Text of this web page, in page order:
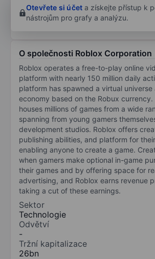
Otevřete si účet a získejte přístup k
nástrojům pro grafy a analýzu.
O společnosti Roblox Corporation
Roblox operates a free-to-play online
platform with nearly 150 million daily
platform has spawned a virtual universe
economy based on the Robux
houses millions of games from a wide
spanning from young gamers
development studios. Roblox offers
publishing abilities, and platform for
enabling anyone to create a game.
when gamers make optional in-game
their games and by offering space for
advertising, and Roblox earns revenue
taking a cut of these earnings.
Sektor
Technologie
Odvětví
-
Tržní kapitalizace
26bn